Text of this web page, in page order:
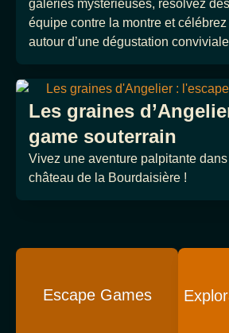
galeries mystérieuses, résolvez
équipe contre la montre et
autour d’une dégustation
Les graines
game souterrain
Vivez une aventure palpitante
château de la Bourdaisière !
Escape Games